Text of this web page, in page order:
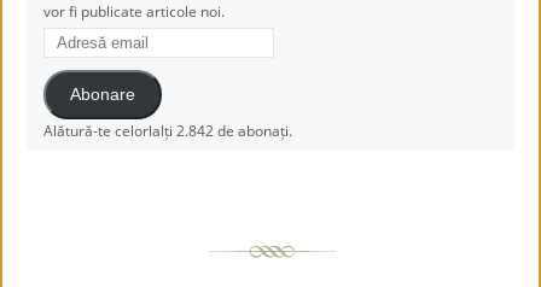
vor fi publicate articole noi.
Adresă
email
Abonare
Alătură-te celorlalți 2.842 de abonați.